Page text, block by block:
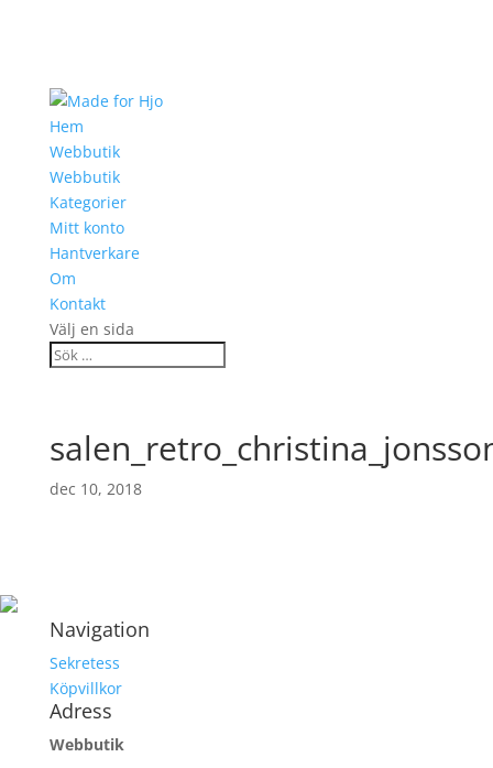
Hem
Webbutik
Webbutik
Kategorier
Mitt konto
Hantverkare
Om
Kontakt
Välj en sida
dec 10, 2018
Navigation
Sekretess
Köpvillkor
Adress
Webbutik